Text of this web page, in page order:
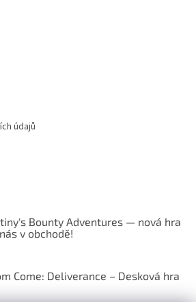
údajů
Bounty Adventures — nová hra
v obchodě!
Come: Deliverance – Desková hra